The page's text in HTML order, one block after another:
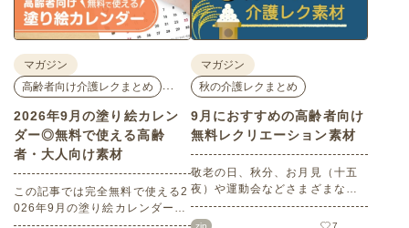
マガジン
高齢者向け介護レクまとめ
2026年9月の塗り絵カレン
ダー◎無料で使える高齢
者・大人向け素材
この記事では完全無料で使える2
026年9月の塗り絵カレンダーを
ご紹介します。人気で定番のお
マガジン
秋の介護レクまとめ
9月におすすめの高齢者向け
無料レクリエーション素材
敬老の日、秋分、お月見（十五
夜）や運動会などさまざまなイ
ベント目白押しの9月。本記事で
は9月にぜひチャレンジしていた
zip 7